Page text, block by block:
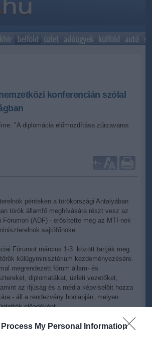
Process My Personal Information
belföld üzlet adóügyek külföld autó
konferencián szólal
"A diplomácia előmozdítása zűrzavaros
+-
pénteken a törökországi Antalyában
török államfő meghívására részt vesz az
Fórumon (ADF) - erősítette meg az MTI-nek
sajtófőnöke.
Fórumot március 1-3. között tartják meg
külügyminisztérium kezdeményezésére.
megrendezett fórum állam- és
diplomatákat, üzleti vezetőket,
az ifjúság és a média képviselőit hozza
- áll a rendezvény honlapján, melyen
előadóként.
diplomácia előmozdítása zűrzavaros